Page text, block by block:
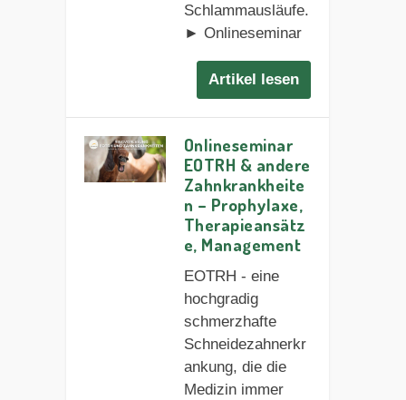
Schlammausläufe.
► Onlineseminar
Artikel lesen
Onlineseminar
EOTRH & andere
Zahnkrankheite
n – Prophylaxe,
Therapieansätz
e, Management
EOTRH - eine
hochgradig
schmerzhafte
Schneidezahnerkr
ankung, die die
Medizin immer